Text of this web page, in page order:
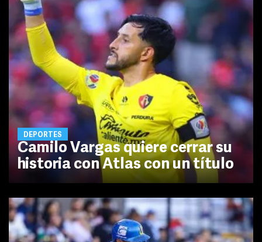
DEPORTES
Camilo Vargas quiere cerrar su
historia con Atlas con un título